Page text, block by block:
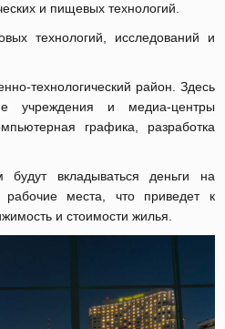
и пищевых технологий.
технологий, исследований и
технологический район. Здесь
учреждения и медиа-центры
графика, разработка
вкладываться деньги на
рабочие места, что приведет к
и стоимости жилья.